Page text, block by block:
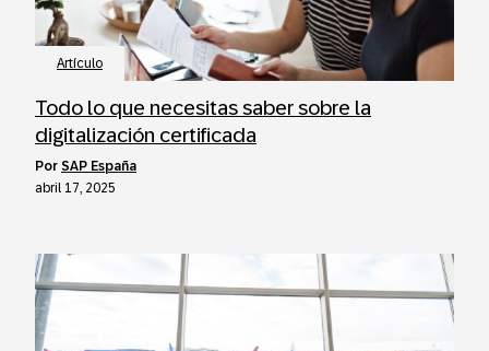
Artículo
Todo lo que necesitas saber sobre la
digitalización certificada
por SAP España
abril 17, 2025